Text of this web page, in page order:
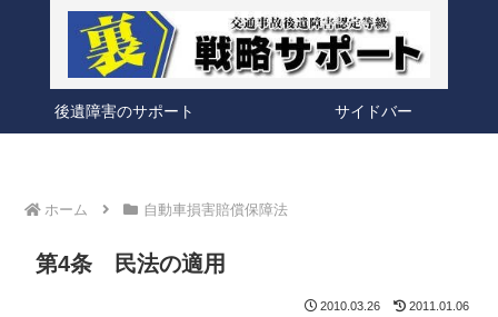
後遺障害のサポート サイドバー
ホーム 自動車損害賠償保障法
第4条 民法の適用
2010.03.26 2011.01.06